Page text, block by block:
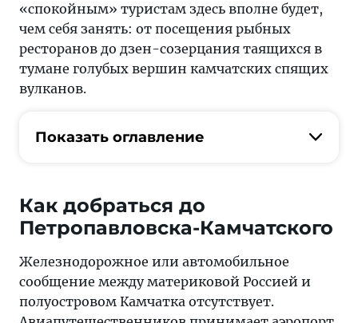
«спокойным» туристам здесь вполне будет,
чем себя занять: от посещения рыбных
ресторанов до дзен-созерцания таящихся в
тумане голубых вершин камчатских спящих
вулканов.
Показать оглавление
Как добраться до
Петропавловска-Камчатского
Железнодорожное или автомобильное
сообщение между материковой Россией и
полуостровом Камчатка отсутствует.